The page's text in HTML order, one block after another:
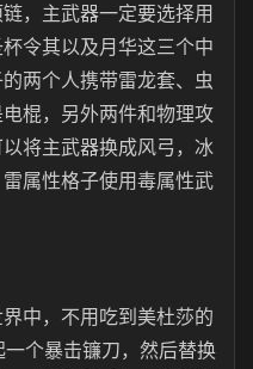
，主武器一定要选择用
令其以及月华这三个中
两个人携带雷龙套、虫
棍，另外两件和物理攻
将主武器换成风弓，冰
属性格子使用毒属性武
中，不用吃到美杜莎的
个暴击镰刀，然后替换